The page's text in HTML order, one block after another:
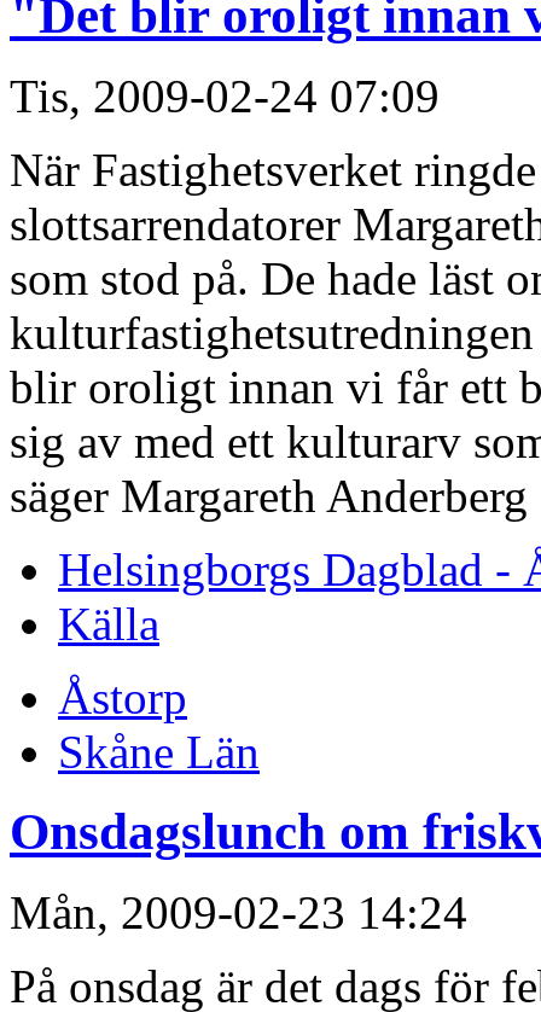
"Det blir oroligt innan
Tis, 2009-02-24 07:09
När Fastighetsverket
slottsarrendatorer
som stod på. De hade läst
blir oroligt innan vi får ett
sig av med ett kulturarv
säger Margareth
Helsingborgs Dagblad -
Källa
Åstorp
Skåne Län
Onsdagslunch om
Mån, 2009-02-23 14:24
På onsdag är det dags för